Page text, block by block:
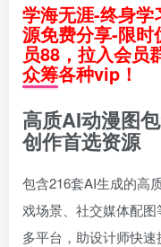
学海无涯-终身学
源免费分享-限
员88，拉入会员
众筹各种vip！
高质AI动漫图
创作首选资源
包含216套AI生成的高
戏场景、社交媒体配
多平台，助设计师快速